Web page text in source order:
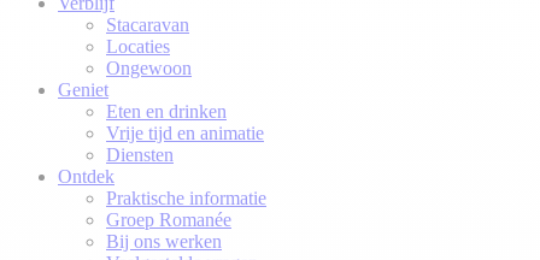
Stacaravan
Locaties
Ongewoon
Geniet
Eten en drinken
Vrije tijd en animatie
Diensten
Ontdek
Praktische informatie
Groep Romanée
Bij ons werken